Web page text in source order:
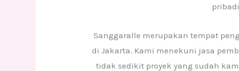
Sanggaralle merupakan tempat
di Jakarta. Kami menekuni jasa
tidak sedikit proyek yang sudah